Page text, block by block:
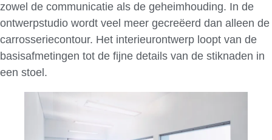
zowel de communicatie als de geheimhouding. In de
ontwerpstudio wordt veel meer gecreëerd dan alleen de
carrosseriecontour. Het interieurontwerp loopt van de
basisafmetingen tot de fijne details van de stiknaden in
een stoel.